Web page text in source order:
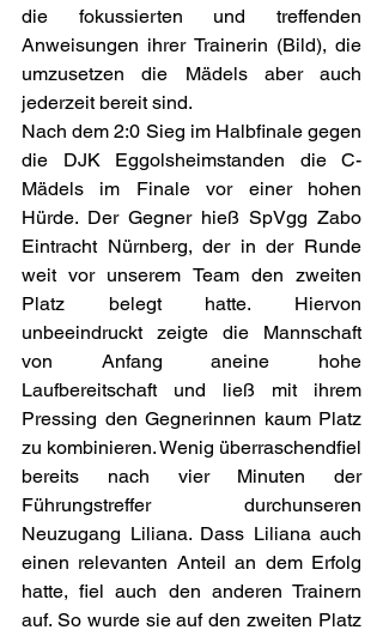
die fokussierten und treffenden
Anweisungen ihrer Trainerin (Bild), die
umzusetzen die Mädels aber auch
jederzeit bereit sind.
Nach dem 2:0 Sieg im Halbfinale gegen
die DJK Eggolsheimstanden die C-
Mädels im Finale vor einer hohen
Hürde. Der Gegner hieß SpVgg Zabo
Eintracht Nürnberg, der in der Runde
weit vor unserem Team den zweiten
Platz belegt hatte. Hiervon
unbeeindruckt zeigte die Mannschaft
von Anfang aneine hohe
Laufbereitschaft und ließ mit ihrem
Pressing den Gegnerinnen kaum Platz
zu kombinieren. Wenig überraschendfiel
bereits nach vier Minuten der
Führungstreffer durchunseren
Neuzugang Liliana. Dass Liliana auch
einen relevanten Anteil an dem Erfolg
hatte, fiel auch den anderen Trainern
auf. So wurde sie auf den zweiten Platz